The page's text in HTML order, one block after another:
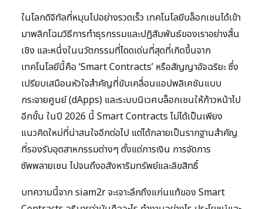
ในโลกดิจิทัลที่หมุนไปอย่างรวดเร็ว เทคโนโลยีบล็อกเชนได้เข้า
มาพลิกโฉมวิธีการทำธุรกรรมและปฏิสัมพันธ์ของเราอย่างสิ้น
เชิง และหนึ่งในนวัตกรรมที่โดดเด่นที่สุดที่เกิดขึ้นจาก
เทคโนโลยีนี้คือ ‘Smart Contracts’ หรือสัญญาอัจฉริยะ ซึ่ง
เปรียบเสมือนหัวใจสำคัญที่ขับเคลื่อนแอปพลิเคชันแบบ
กระจายศูนย์ (dApps) และระบบนิเวศบล็อกเชนให้ก้าวหน้าไป
อีกขั้น ในปี 2026 นี้ Smart Contracts ไม่ได้เป็นเพียง
แนวคิดใหม่ที่น่าสนใจอีกต่อไป แต่ได้กลายเป็นรากฐานสำคัญ
ที่รองรับอุตสาหกรรมต่างๆ ตั้งแต่การเงิน การจัดการ
ซัพพลายเชน ไปจนถึงอสังหาริมทรัพย์และลิขสิทธิ์
บทความนี้จาก siam2r จะเจาะลึกถึงแก่นแท้ของ Smart